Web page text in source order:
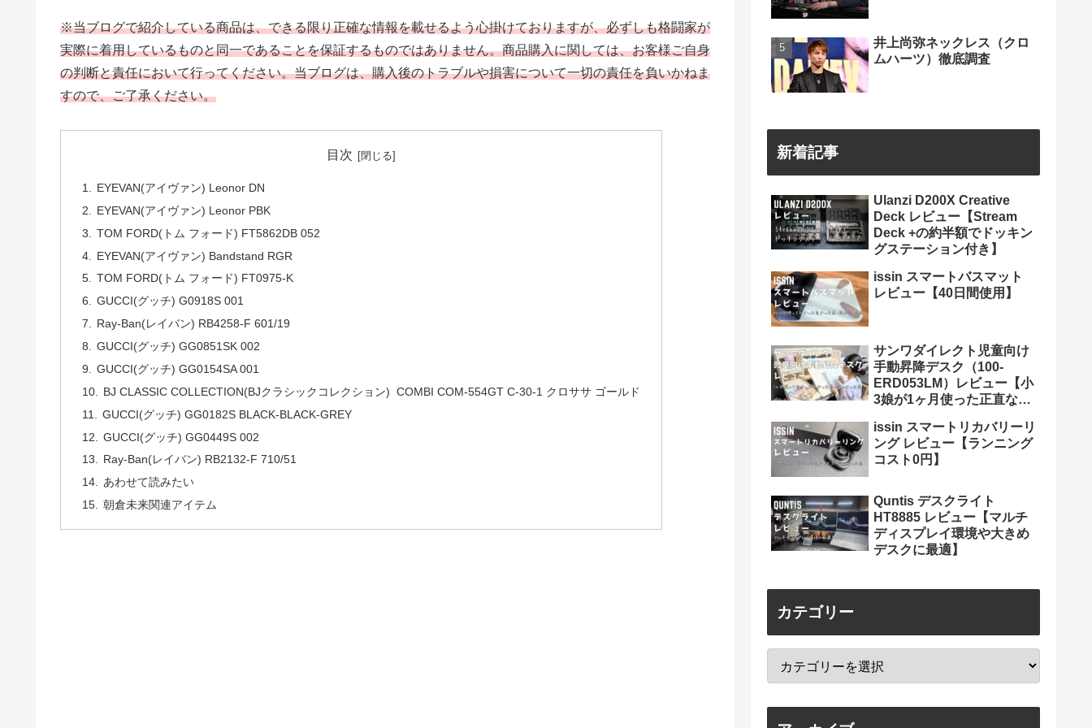
※当ブログで紹介している商品は、できる限り正確な情報を載せるよう心掛けておりますが、必ずしも格闘家が
実際に着用しているものと同一であることを保証するものではありません。商品購入に関しては、お客様ご自身
の判断と責任において行ってください。当ブログは、購入後のトラブルや損害について一切の責任を負いかねま
すので、ご了承ください。
目次
EYEVAN(アイヴァン) Leonor DN
EYEVAN(アイヴァン) Leonor PBK
TOM FORD(トム フォード) FT5862DB 052
EYEVAN(アイヴァン) Bandstand RGR
TOM FORD(トム フォード) FT0975-K
GUCCI(グッチ) G0918S 001
Ray-Ban(レイバン) RB4258-F 601/19
GUCCI(グッチ) GG0851SK 002
GUCCI(グッチ) GG0154SA 001
BJ CLASSIC COLLECTION(BJクラシックコレクション) COMBI COM-554GT C-30-1 クロササ ゴールド
GUCCI(グッチ) GG0182S BLACK-BLACK-GREY
GUCCI(グッチ) GG0449S 002
Ray-Ban(レイバン) RB2132-F 710/51
あわせて読みたい
朝倉未来関連アイテム
井上尚弥ネックレス（クロ
ムハーツ）徹底調査
新着記事
Ulanzi D200X Creative
Deck レビュー【Stream
Deck +の約半額でドッキン
グステーション付き】
issin スマートバスマット
レビュー【40日間使用】
サンワダイレクト児童向け
手動昇降デスク（100-
ERD053LM）レビュー【小
3娘が1ヶ月使った正直な感
issin スマートリカバリーリ
ング レビュー【ランニング
コスト0円】
Quntis デスクライト
HT8885 レビュー【マルチ
ディスプレイ環境や大きめ
デスクに最適】
カテゴリー